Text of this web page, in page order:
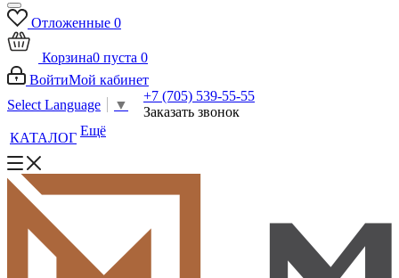
Отложенные 0
Корзина0 пуста 0
ВойтиМой кабинет
Select Language
▼
+7 (705) 539-55-55
Заказать звонок
КАТАЛОГ Ещё